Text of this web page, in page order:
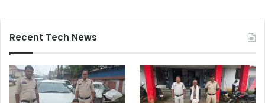
Recent Tech News